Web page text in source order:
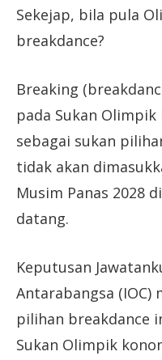
Sekejap, bila pula
breakdance?
Breaking
pada Sukan Olimpik
sebagai sukan
tidak akan
Musim Panas 2028
datang.
Keputusan
Antarabangsa (IOC)
pilihan breakdance
Sukan Olimpik